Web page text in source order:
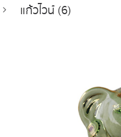
แก้วไวน์ (6)